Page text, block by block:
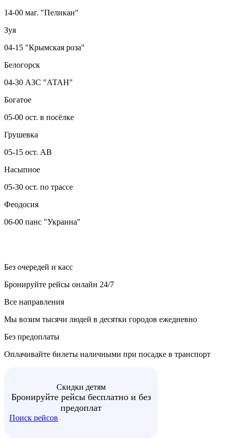
14-00 маг. "Пеликан"
Зуя
04-15 "Крымская роза"
Белогорск
04-30 АЗС "АТАН"
Богатое
05-00 ост. в посёлке
Грушевка
05-15 ост. АВ
Насыпное
05-30 ост. по трассе
Феодосия
06-00 панс "Украина"
Без очередей и касс
Бронируйте рейсы онлайн 24/7
Все направления
Мы возим тысячи людей в десятки городов ежедневно
Без предоплаты
Оплачивайте билеты наличными при посадке в транспорт
Скидки детям
Бронируйте рейсы бесплатно и без
предоплат
Поиск рейсов